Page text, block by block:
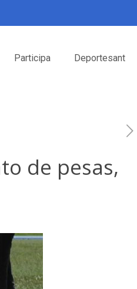
Participa Deportesant
de pesas,